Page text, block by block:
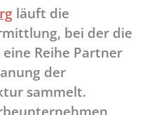
läuft die
bei der die
Reihe Partner
der
sammelt.